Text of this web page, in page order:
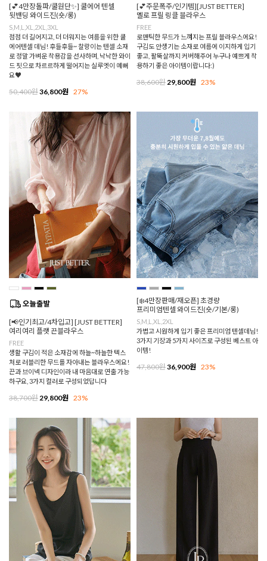
[💕4만장돌파/쿨원단✨] 쿨에어 텐셀
뒷밴딩 와이드진(숏/롱)
S,M,L,XL,2XL,3XL
점점 더 길어지고, 더 더워지는 여름을 위한 쿨
에어텐셀 데님! 후들후들~ 찰랑이는 텐셀 소재
로 정말 가벼운 착용감을 선사하며, 낙낙한 와이
드 핏으로 차르르하게 떨어지는 실루엣이 예뻐
요♥
50,400원36,800원 27%
[💕주문폭주/인기템][JUST BETTER]
멜로 프릴 링클 블라우스
FREE
로맨틱한 무드가 느껴지는 프릴 블라우스에요!
구김도 안생기는 소재로 여름에 이지하게 입기
좋고, 팔뚝살까지 커버해주어 누구나 예쁘게 착
용하기 좋은 아이템이랍니다:)
38,600원 29,800원 23%
[📢인기최고/4차입고] [JUST BETTER]
여리여리 플랫 끈블라우스
FREE
생활 구김이 적은 소재감에 하늘~하늘한 텍스
처로 러블리한 무드를 자아내는 블라우스에요!
끈과 브이넥 디자인이라 내 마음대로 연출 가능
하구요, 3가지 컬러로 구성되었답니다
38,700원 29,800원 23%
[❄️4만장판매/재오픈] 초경량
프리미엄텐셀 와이드진(숏/기본/롱)
S,M,L,XL,2XL
가볍고 시원하게 입기 좋은 프리미엄 텐셀데님!
3가지 기장과 5가지 사이즈로 구성된 베스트 아
이템!
47,800원36,900원 23%